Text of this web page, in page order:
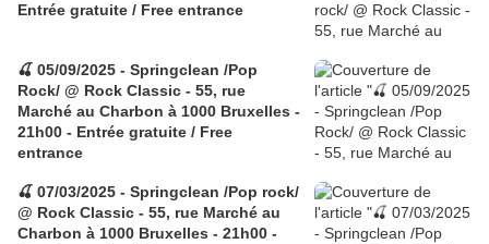
Entrée gratuite / Free entrance
🍒 05/09/2025 - Springclean /Pop
Rock/ @ Rock Classic - 55, rue
Marché au Charbon à 1000 Bruxelles -
21h00 - Entrée gratuite / Free
entrance
🍒 07/03/2025 - Springclean /Pop rock/
@ Rock Classic - 55, rue Marché au
Charbon à 1000 Bruxelles - 21h00 -